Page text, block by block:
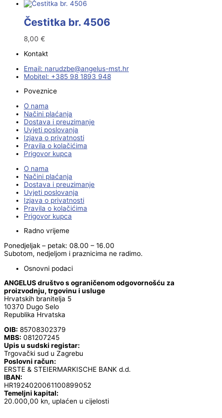
Čestitka br. 4506
8,00 €
Kontakt
Email:
rh.tsm-sulegna
@ebzduran
Mobitel: +385 98 1893 948
Poveznice
O nama
Načini plaćanja
Dostava i preuzimanje
Uvjeti poslovanja
Izjava o privatnosti
Pravila o kolačićima
Prigovor kupca
O nama
Načini plaćanja
Dostava i preuzimanje
Uvjeti poslovanja
Izjava o privatnosti
Pravila o kolačićima
Prigovor kupca
Radno vrijeme
Ponedjeljak – petak: 08.00 – 16.00
Subotom, nedjeljom i praznicima ne radimo.
Osnovni podaci
ANGELUS društvo s ograničenom odgovornošću za
proizvodnju, trgovinu i usluge
Hrvatskih branitelja 5
10370 Dugo Selo
Republika Hrvatska
OIB: 85708302379
MBS: 081207245
Upis u sudski registar:
Trgovački sud u Zagrebu
Poslovni račun:
ERSTE & STEIERMARKISCHE BANK d.d.
IBAN:
HR1924020061100899052
Temeljni kapital:
20.000,00 kn, uplaćen u cijelosti